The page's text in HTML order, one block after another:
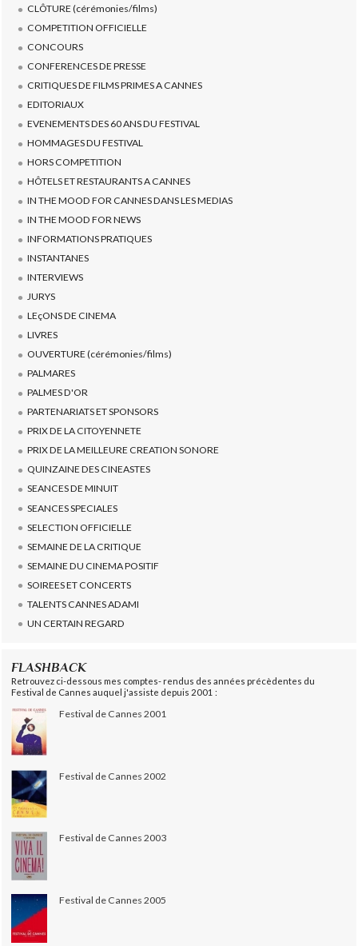
CLÔTURE (cérémonies/films)
COMPETITION OFFICIELLE
CONCOURS
CONFERENCES DE PRESSE
CRITIQUES DE FILMS PRIMES A CANNES
EDITORIAUX
EVENEMENTS DES 60 ANS DU FESTIVAL
HOMMAGES DU FESTIVAL
HORS COMPETITION
HÔTELS ET RESTAURANTS A CANNES
IN THE MOOD FOR CANNES DANS LES MEDIAS
IN THE MOOD FOR NEWS
INFORMATIONS PRATIQUES
INSTANTANES
INTERVIEWS
JURYS
LEçONS DE CINEMA
LIVRES
OUVERTURE (cérémonies/films)
PALMARES
PALMES D'OR
PARTENARIATS ET SPONSORS
PRIX DE LA CITOYENNETE
PRIX DE LA MEILLEURE CREATION SONORE
QUINZAINE DES CINEASTES
SEANCES DE MINUIT
SEANCES SPECIALES
SELECTION OFFICIELLE
SEMAINE DE LA CRITIQUE
SEMAINE DU CINEMA POSITIF
SOIREES ET CONCERTS
TALENTS CANNES ADAMI
UN CERTAIN REGARD
FLASHBACK
Retrouvez ci-dessous mes comptes- rendus des années précèdentes du
Festival de Cannes auquel j'assiste depuis 2001 :
Festival de Cannes 2001
Festival de Cannes 2002
Festival de Cannes 2003
Festival de Cannes 2005